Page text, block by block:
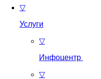
▽
Услуги
▽
Инфоцентр
▽